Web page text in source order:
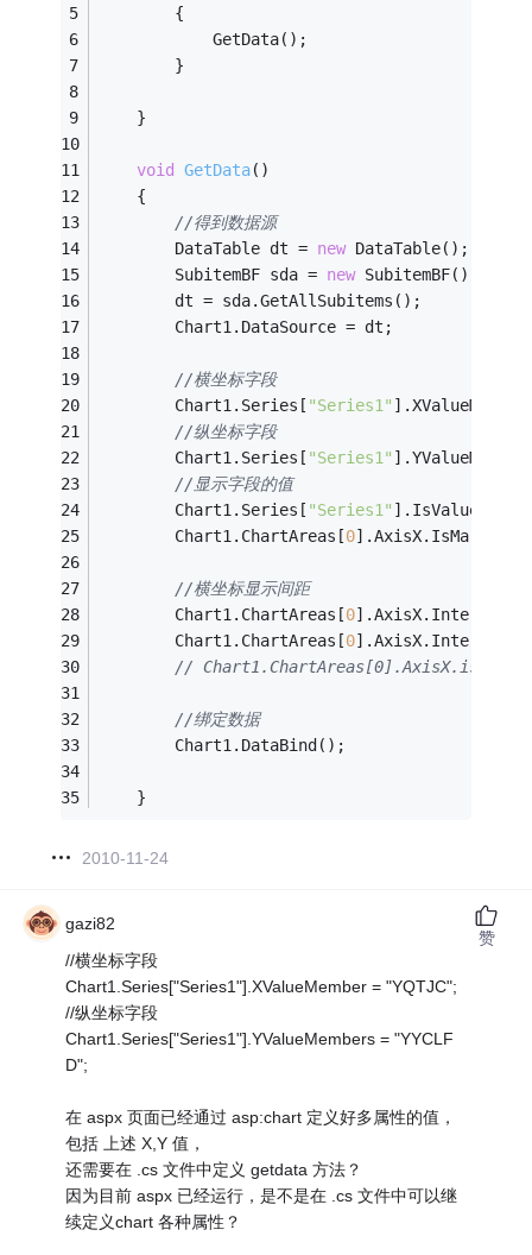
        {
            GetData();
        }
    }
void GetData()
    {
//得到数据源
        DataTable dt =
new DataTable();
        SubitemBF sda =
new SubitemBF();
        dt = sda.GetAllSubitems();
        Chart1.DataSource = dt;
//横坐标字段
        Chart1.Series[
"Series1"
//纵坐标字段
        Chart1.Series[
"Series1"
//显示字段的值
        Chart1.Series[
"Series1"
        Chart1.ChartAreas[
0
//横坐标显示间距
        Chart1.ChartAreas[
0].AxisX.Interval
        Chart1.ChartAreas[
0
// Chart1.ChartAreas[0].AxisX.issta
//绑定数据
        Chart1.DataBind();
    }
2010-11-24
gazi82
//横坐标字段
Chart1.Series["Series1"].XValueMember = "YQTJC";
//纵坐标字段
Chart1.Series["Series1"].YValueMembers = "YYCLF
D";
在 aspx 页面已经通过 asp:chart 定义好多属性的值，
包括 上述 X,Y 值，
还需要在 .cs 文件中定义 getdata 方法？
因为目前 aspx 已经运行，是不是在 .cs 文件中可以继
续定义chart 各种属性？
赞